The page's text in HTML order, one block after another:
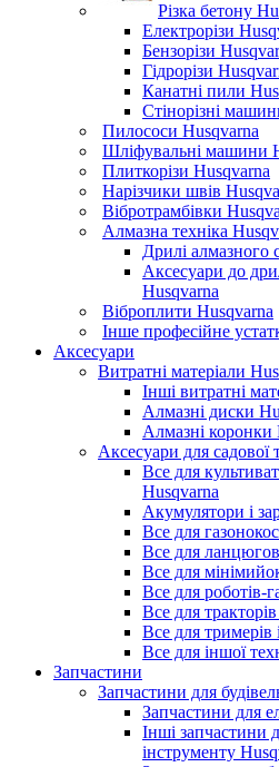
Різка бетону
Електрорізи
Бензорізи
Гідрорізи
Канатні пили
Стінорізні
Пилососи Husqvarna
Шліфувальні машини
Плиткорізи Husqvarna
Нарізчики швів
Вібротрамбівки
Алмазна техніка
Дрилі алмазного
Аксесуари до
Husqvarna
Віброплити Husqvarna
Інше професійне
Аксесуари
Витратні матеріали
Інші витратні
Алмазні диски
Алмазні коронки
Аксесуари для садової
Все для
Husqvarna
Акумулятори і
Все для
Все для
Все для
Все для роботів-
Все для
Все для тримерів
Все для іншої
Запчастини
Запчастини для
Запчастини для
Інші запчастини
інструменту